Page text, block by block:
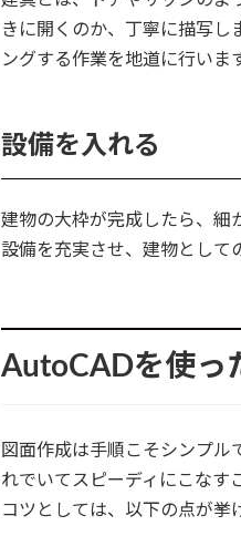
きに開くのか、丁寧に描写し
ングする作業を地道に行いま
設備を入れる
建物の大枠が完成したら、細
設備を充実させ、建物として
AutoCADを使っ
図面作成は手順こそシンプル
れでいてスピーディにこなす
コツとしては、以下の点が挙